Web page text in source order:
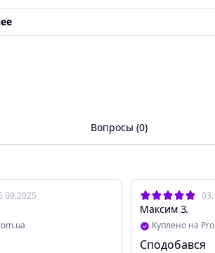
990 грн)
Вопросы (0)
Максим З.
Куплено на
Сподобався